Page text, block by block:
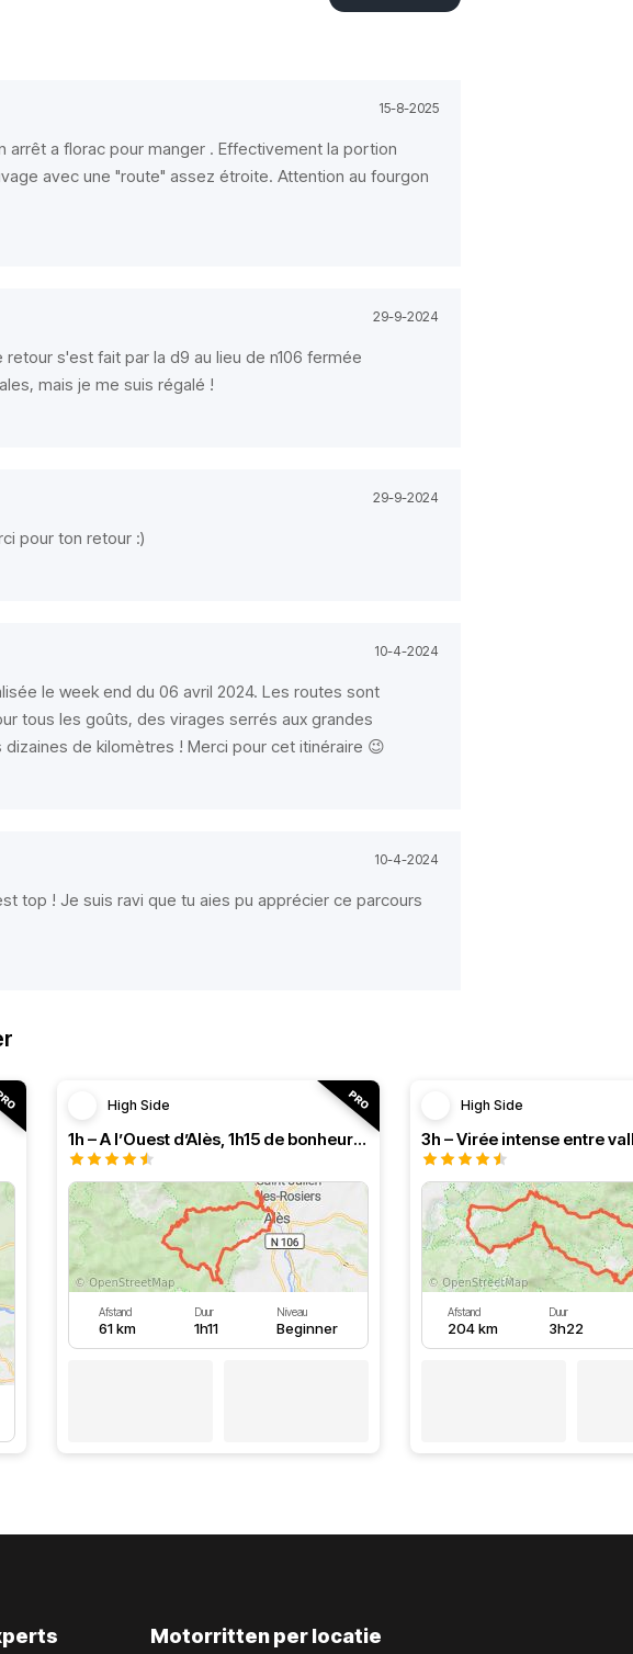
15-8-2025
arrêt a florac pour manger . Effectivement la portion
avec une "route" assez étroite. Attention au fourgon
29-9-2024
retour s'est fait par la d9 au lieu de n106 fermée
mais je me suis régalé !
29-9-2024
pour ton retour :)
10-4-2024
le week end du 06 avril 2024. Les routes sont
tous les goûts, des virages serrés aux grandes
de kilomètres ! Merci pour cet itinéraire 😉
10-4-2024
top ! Je suis ravi que tu aies pu apprécier ce parcours
High Side
1h – A l’Ouest d’Alès, 1h15 de bonheur (HSRF23)
Afstand
61 km
Duur
1h11
Niveau
Beginner
High Side
Afstand
204 km
Duur
3h22
Motorritten per locatie